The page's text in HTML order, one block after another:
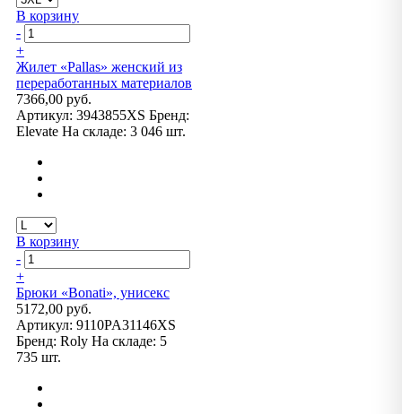
В корзину
-
+
Жилет «Pallas» женский из
переработанных материалов
7366,00 руб.
Артикул: 3943855XS Бренд:
Elevate На складе: 3 046 шт.
В корзину
-
+
Брюки «Bonati», унисекс
5172,00 руб.
Артикул: 9110PA31146XS
Бренд: Roly На складе: 5
735 шт.